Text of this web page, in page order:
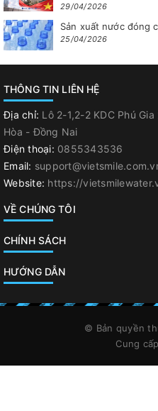
29/04/2026
Sản xuất nước đóng
25/04/2026
THÔNG TIN LIÊN HỆ
Địa chỉ: Lô 2-1,2-2 KDC Phú
Hòa - Đồng Nai
Điện thoại: 0855343536
Email:
Website: https://
VỀ CHÚNG TÔI
CHÍNH SÁCH
HƯỚNG DẪN
© Bản quyền
Cung